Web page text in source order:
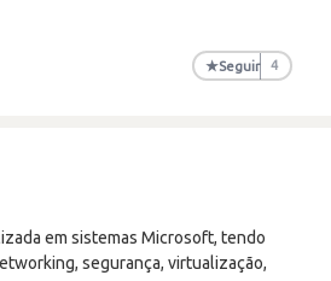
★Seguir 4
em sistemas Microsoft, tendo
segurança, virtualização,